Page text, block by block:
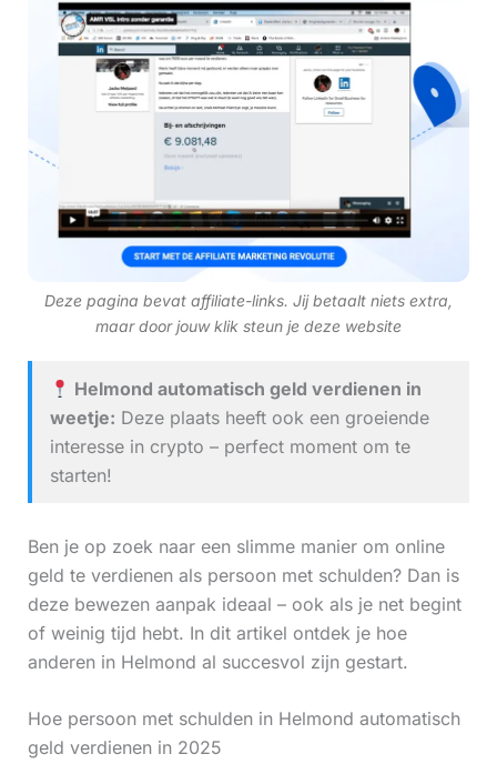
Deze pagina bevat affiliate-links. Jij betaalt niets extra,
maar door jouw klik steun je deze website
Helmond automatisch geld verdienen in
weetje: Deze plaats heeft ook een groeiende
interesse in crypto – perfect moment om te
starten!
Ben je op zoek naar een slimme manier om online
geld te verdienen als persoon met schulden? Dan is
deze bewezen aanpak ideaal – ook als je net begint
of weinig tijd hebt. In dit artikel ontdek je hoe
anderen in Helmond al succesvol zijn gestart.
Hoe persoon met schulden in Helmond automatisch
geld verdienen in 2025